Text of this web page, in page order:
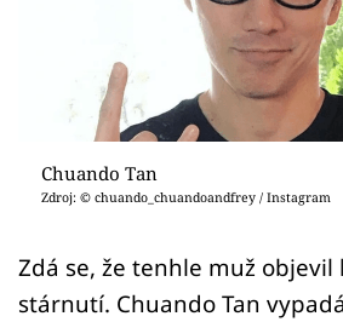
Videa
Sledujte prima+
Přihlášení
Sledujte nás
Chuando Tan
Zdroj: © chuando_chuandoandfrey / Instagram
Zdá se, že tenhle muž objevil
stárnutí. Chuando Tan